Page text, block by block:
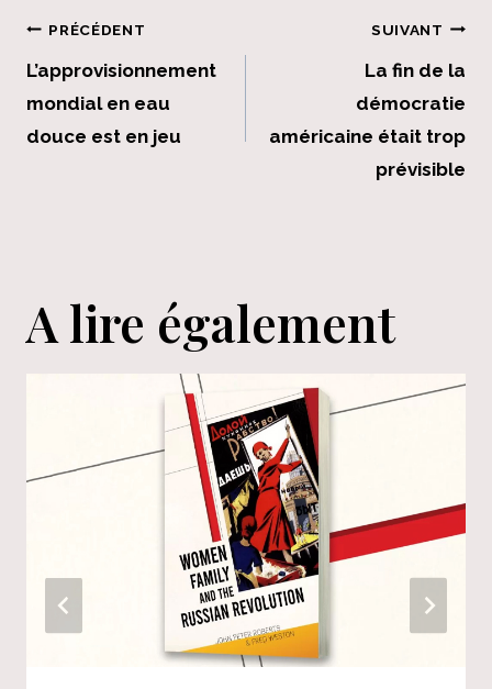
Navigation
de
l’article
PRÉCÉDENT
L’approvisionnement
mondial en eau
douce est en jeu
SUIVANT
La fin de la
démocratie
américaine était trop
prévisible
A lire également